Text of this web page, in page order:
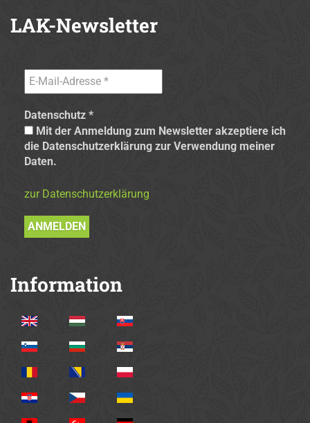
LAK-Newsletter
Datenschutz *
Mit der Anmeldung zum Newsletter akzeptiere ich
die Datenschutzerklärung zur Verwendung meiner
Daten.
zur Datenschutzerklärung
Information